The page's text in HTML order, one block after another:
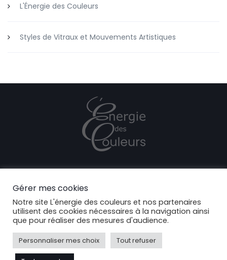
L'Énergie des Couleurs
Styles de Vitraux et Mouvements Artistiques
MENTIONS LÉGALES
CONTACT
Gérer mes cookies
Notre site L'énergie des couleurs et nos partenaires
utilisent des cookies nécessaires à la navigation ainsi
que pour réaliser des mesures d'audience.
Personnaliser mes choix Tout refuser